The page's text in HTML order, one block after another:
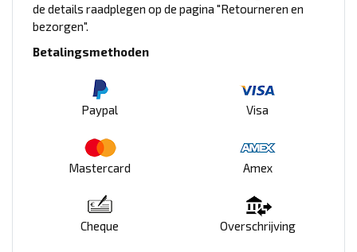
de details raadplegen op de pagina "Retourneren en
bezorgen".
Betalingsmethoden
Paypal Visa
Mastercard Amex
Cheque Overschrijving